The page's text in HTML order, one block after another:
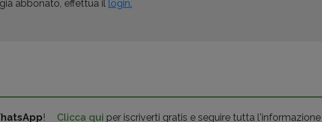
abbonato, effettua il login.
! Clicca qui per iscriverti gratis e seguire tutta l'informazione